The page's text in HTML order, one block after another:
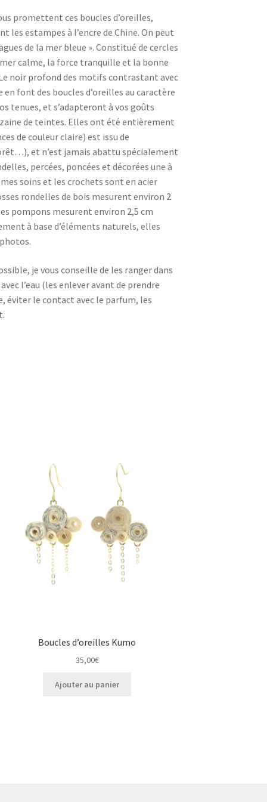
promettent ces boucles d’oreilles,
les estampes à l’encre de Chine. On peut
de la mer bleue ». Constitué de cercles
calme, la force tranquille et la bonne
noir profond des motifs contrastant avec
font des boucles d’oreilles au caractère
tenues, et s’adapteront à vos goûts
de teintes. Elles ont été entièrement
de couleur claire) est issu de
et n’est jamais abattu spécialement
percées, poncées et décorées une à
soins et les crochets sont en acier
rondelles de bois mesurent environ 2
pompons mesurent environ 2,5 cm
à base d’éléments naturels, elles
je vous conseille de les ranger dans
l’eau (les enlever avant de prendre
éviter le contact avec le parfum, les
Boucles d’oreilles Kumo
35,00€
Ajouter au panier